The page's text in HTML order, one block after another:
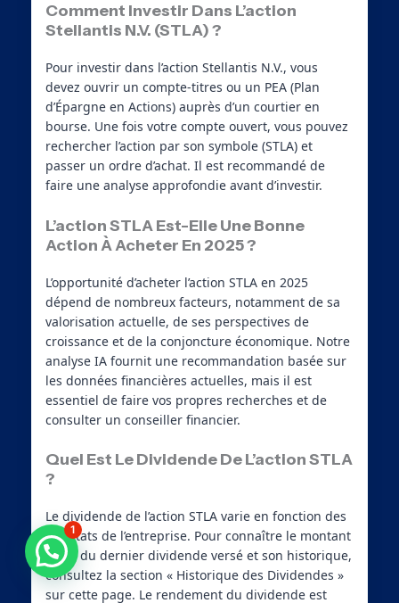
Comment Investir Dans L’action
Stellantis N.V. (STLA) ?
Pour investir dans l’action Stellantis N.V., vous
devez ouvrir un compte-titres ou un PEA (Plan
d’Épargne en Actions) auprès d’un courtier en
bourse. Une fois votre compte ouvert, vous pouvez
rechercher l’action par son symbole (STLA) et
passer un ordre d’achat. Il est recommandé de
faire une analyse approfondie avant d’investir.
L’action STLA Est-Elle Une Bonne
Action À Acheter En 2025 ?
L’opportunité d’acheter l’action STLA en 2025
dépend de nombreux facteurs, notamment de sa
valorisation actuelle, de ses perspectives de
croissance et de la conjoncture économique. Notre
analyse IA fournit une recommandation basée sur
les données financières actuelles, mais il est
essentiel de faire vos propres recherches et de
consulter un conseiller financier.
Quel Est Le Dividende De L’action STLA
?
Le dividende de l’action STLA varie en fonction des
résultats de l’entreprise. Pour connaître le montant
exact du dernier dividende versé et son historique,
consultez la section « Historique des Dividendes »
sur cette page. Le rendement du dividende est
Besoin d'aide ?
1